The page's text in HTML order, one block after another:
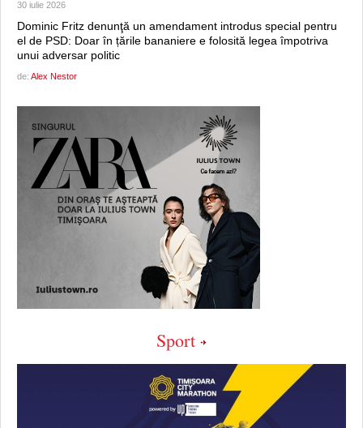
30 iulie 2026
Dominic Fritz denunţă un amendament introdus special pentru
el de PSD: Doar în țările bananiere e folosită legea împotriva
unui adversar politic
de: Alex Nestor
Sport